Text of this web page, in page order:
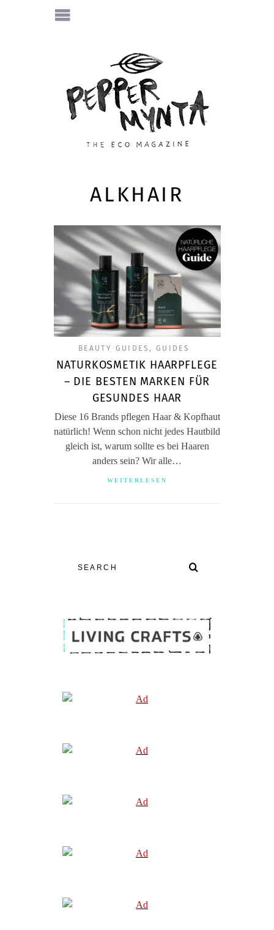
ALKHAIR
BEAUTY GUIDES , GUIDES
NATURKOSMETIK HAARPFLEGE
– DIE BESTEN MARKEN FÜR
GESUNDES HAAR
Diese 16 Brands pflegen Haar & Kopfhaut
natürlich! Wenn schon nicht jedes Hautbild
gleich ist, warum sollte es bei Haaren
anders sein? Wir alle…
WEITERLESEN